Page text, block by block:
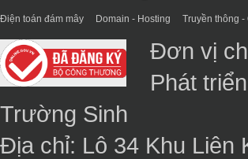
Điện toán đám mây Domain - Hosting Truyền thông -
Đơn vị
Phát
Trường Sinh
Địa chỉ: Lô 34 Khu Liên